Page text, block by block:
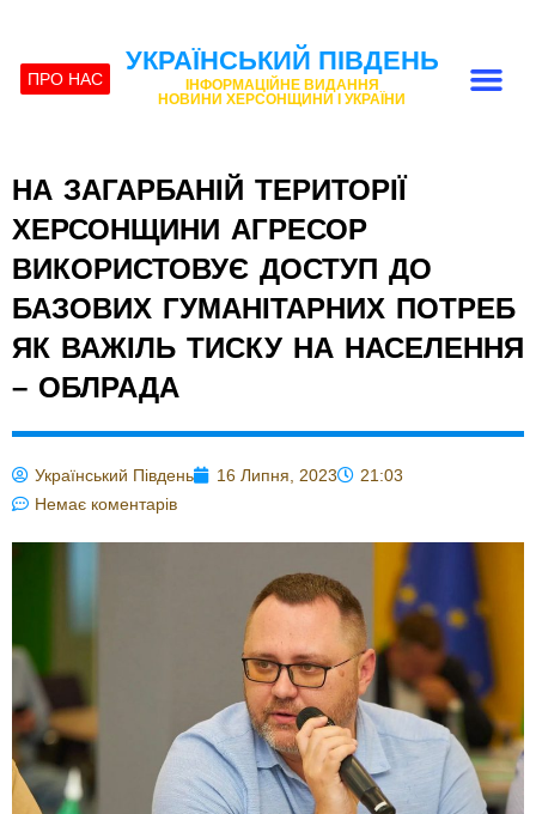
ПРО НАС
УКРАЇНСЬКИЙ ПІВДЕНЬ
ІНФОРМАЦІЙНЕ ВИДАННЯ
НОВИНИ ХЕРСОНЩИНИ І УКРАЇНИ
НА ЗАГАРБАНІЙ ТЕРИТОРІЇ
ХЕРСОНЩИНИ АГРЕСОР
ВИКОРИСТОВУЄ ДОСТУП ДО
БАЗОВИХ ГУМАНІТАРНИХ ПОТРЕБ
ЯК ВАЖІЛЬ ТИСКУ НА НАСЕЛЕННЯ
– ОБЛРАДА
Український Південь 16 Липня, 2023
21:03
Немає коментарів